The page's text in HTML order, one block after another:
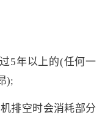
5年以上的(任何一
);
排空时会消耗部分